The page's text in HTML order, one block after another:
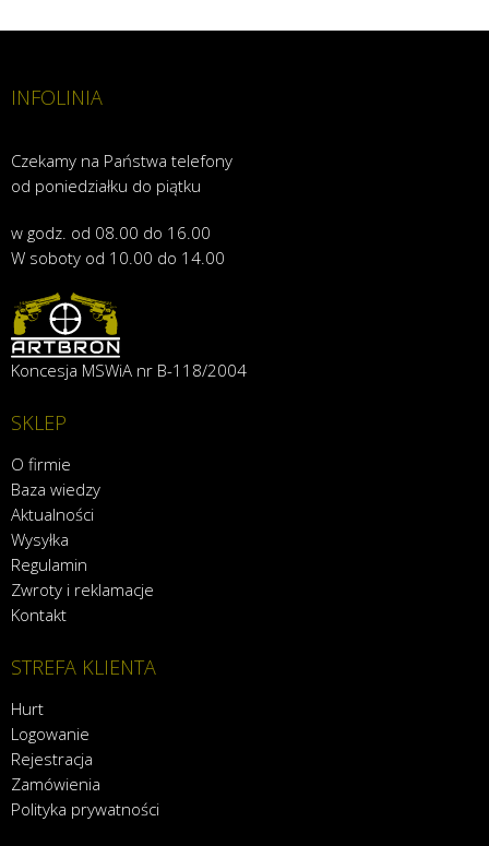
INFOLINIA
Czekamy na Państwa telefony
od poniedziałku do piątku
w godz. od 08.00 do 16.00
W soboty od 10.00 do 14.00
Koncesja MSWiA nr B-118/2004
SKLEP
O firmie
Baza wiedzy
Aktualności
Wysyłka
Regulamin
Zwroty i reklamacje
Kontakt
STREFA KLIENTA
Hurt
Logowanie
Rejestracja
Zamówienia
Polityka prywatności